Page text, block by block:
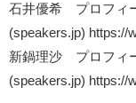
石井優希 プロフィ
(speakers.jp) https://
新鍋理沙 プロフィ
(speakers.jp) https://